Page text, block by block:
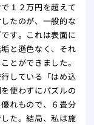
１２万円を超えて
たのが、一般的な
す。これは表面に
と遜色なく、それ
とができました。
している「はめ込
使わずにパズルの
れもので、６畳分
た。結局、私は施